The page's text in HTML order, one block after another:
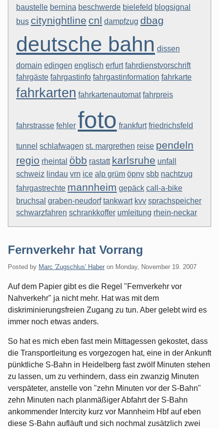
baustelle bernina beschwerde bielefeld blogsignal
bus citynightline cnl dampfzug dbag
deutsche bahn dissen
domain edingen englisch erfurt fahrdienstvorschrift
fahrgäste fahrgastinfo fahrgastinformation fahrkarte
fahrkarten fahrkartenautomat fahrpreis
fahrstrasse fehler foto frankfurt friedrichsfeld
tunnel schlafwagen st. margrethen reise pendeln
regio rheintal öbb rastatt karlsruhe unfall
schweiz lindau vrn ice alp grüm öpnv sbb nachtzug
fahrgastrechte mannheim gepäck call-a-bike
bruchsal graben-neudorf tankwart kvv sprachspeicher
schwarzfahren schrankkoffer umleitung rhein-neckar
Fernverkehr hat Vorrang
Posted by Marc 'Zugschlus' Haber on Monday, November 19. 2007
Auf dem Papier gibt es die Regel "Fernverkehr vor
Nahverkehr" ja nicht mehr. Hat was mit dem
diskriminierungsfreien Zugang zu tun. Aber gelebt wird es
immer noch etwas anders.
So hat es mich eben fast mein Mittagessen gekostet, dass
die Transportleitung es vorgezogen hat, eine in der Ankunft
pünktliche S-Bahn in Heidelberg fast zwölf Minuten stehen
zu lassen, um zu verhindern, dass ein zwanzig Minuten
verspäteter, anstelle von "zehn Minuten vor der S-Bahn"
zehn Minuten nach planmäßiger Abfahrt der S-Bahn
ankommender Intercity kurz vor Mannheim Hbf auf eben
diese S-Bahn aufläuft und sich nochmal zusätzlich zwei